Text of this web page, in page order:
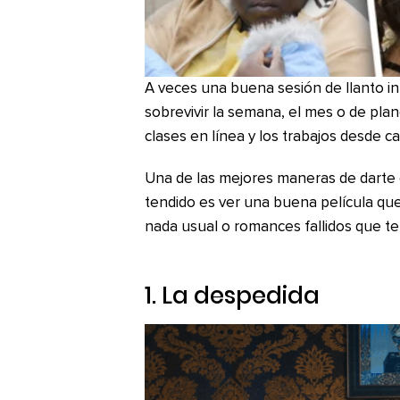
A veces una buena sesión de llanto
sobrevivir la semana, el mes o de
clases en línea y los trabajos desde
Una de las mejores maneras de
tendido es ver una buena película
nada usual o romances fallidos que
1. La despedida